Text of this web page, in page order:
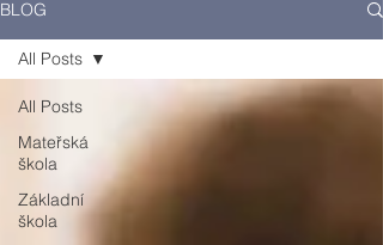
BLOG
All Posts
Mateřská
škola
Základní
škola
All Posts